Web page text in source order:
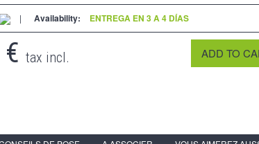
| Availability: ENTREGA EN 3 A 4 DÍAS
tax incl.